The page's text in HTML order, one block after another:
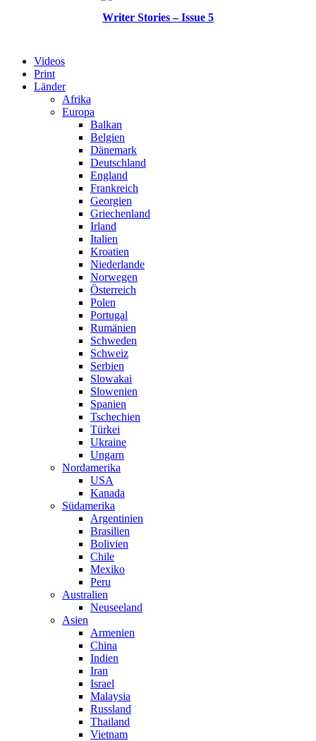
Writer Stories – Issue 5
Videos
Print
Länder
Afrika
Europa
Balkan
Belgien
Dänemark
Deutschland
England
Frankreich
Georgien
Griechenland
Irland
Italien
Kroatien
Niederlande
Norwegen
Österreich
Polen
Portugal
Rumänien
Schweden
Schweiz
Serbien
Slowakai
Slowenien
Spanien
Tschechien
Türkei
Ukraine
Ungarn
Nordamerika
USA
Kanada
Südamerika
Argentinien
Brasilien
Bolivien
Chile
Mexiko
Peru
Australien
Neuseeland
Asien
Armenien
China
Indien
Iran
Israel
Malaysia
Russland
Thailand
Vietnam